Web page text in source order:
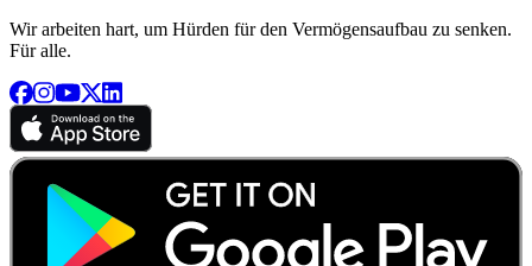
Wir arbeiten hart, um Hürden für den Vermögensaufbau zu senken.
Für alle.